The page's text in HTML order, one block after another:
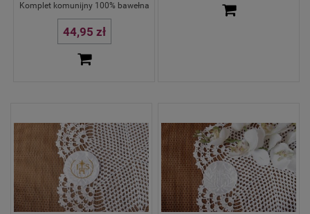
Komplet komunijny 100% bawełna
44,95 zł